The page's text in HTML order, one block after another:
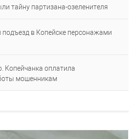
тайну партизана-озеленителя
в Копейске персонажами
Копейчанка оплатила
мошенникам